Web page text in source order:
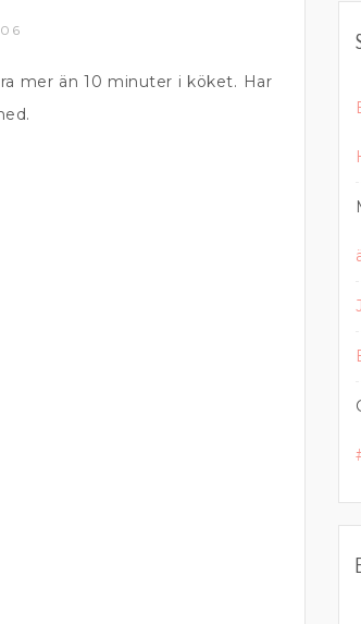
mer än 10 minuter i köket. Har